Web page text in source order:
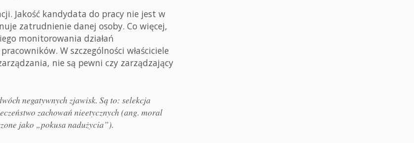
Jakość kandydata do pracy nie jest w
zatrudnienie danej osoby. Co więcej,
monitorowania działań
W szczególności właściciele
nie są pewni czy zarządzający
negatywnych zjawisk. Są to: selekcja
zachowań nieetycznych (ang. moral
jako „pokusa nadużycia”).